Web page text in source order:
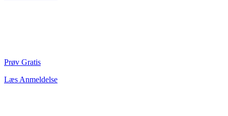
Prøv Gratis
Læs Anmeldelse